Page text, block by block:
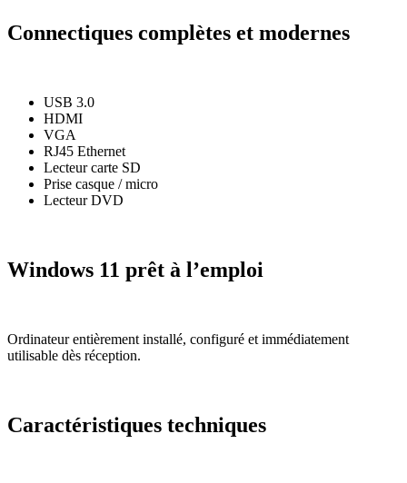
Connectiques complètes et modernes
USB 3.0
HDMI
VGA
RJ45 Ethernet
Lecteur carte SD
Prise casque / micro
Lecteur DVD
Windows 11 prêt à l’emploi
Ordinateur entièrement installé, configuré et immédiatement
utilisable dès réception.
Caractéristiques techniques